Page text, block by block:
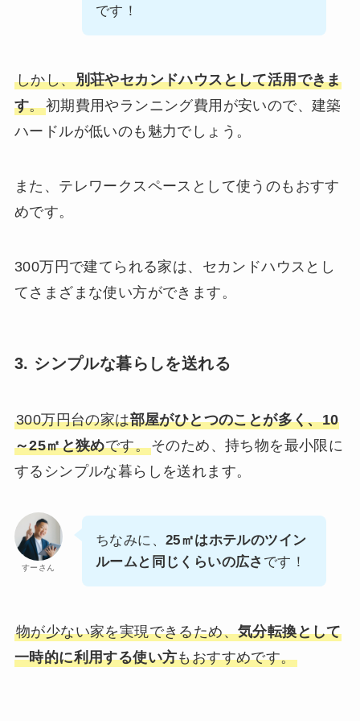
です！
しかし、別荘やセカンドハウスとして活用できま
す。初期費用やランニング費用が安いので、建築
ハードルが低いのも魅力でしょう。
また、テレワークスペースとして使うのもおすす
めです。
300万円で建てられる家は、セカンドハウスとし
てさまざまな使い方ができます。
3. シンプルな暮らしを送れる
300万円台の家は部屋がひとつのことが多く、10
～25㎡と狭めです。そのため、持ち物を最小限に
するシンプルな暮らしを送れます。
すーさん
ちなみに、 25㎡はホテルのツイン
ルームと同じくらいの広さ です！
物が少ない家を実現できるため、気分転換として
一時的に利用する使い方もおすすめです。